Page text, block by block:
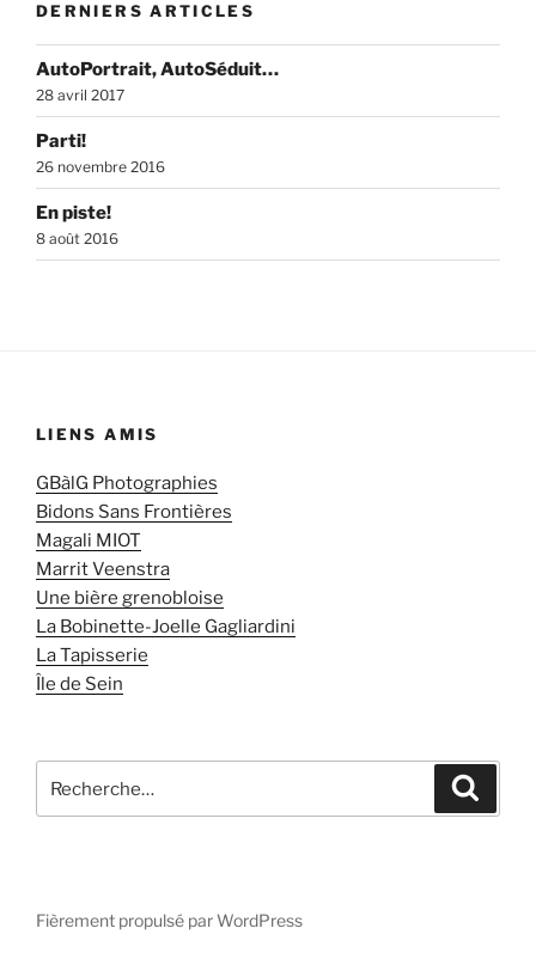
DERNIERS ARTICLES
AutoPortrait, AutoSéduit…
28 avril 2017
Parti!
26 novembre 2016
En piste!
8 août 2016
LIENS AMIS
GBàlG Photographies
Bidons Sans Frontières
Magali MIOT
Marrit Veenstra
Une bière grenobloise
La Bobinette-Joelle Gagliardini
La Tapisserie
Île de Sein
pour
Fièrement propulsé par WordPress